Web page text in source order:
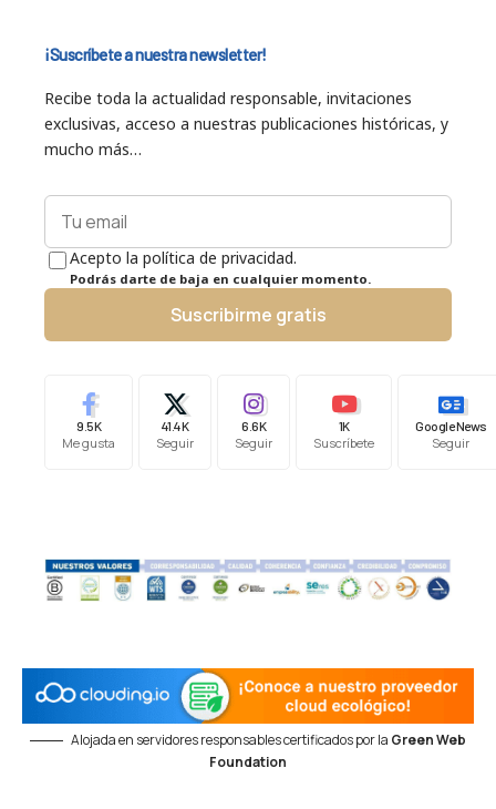
¡Suscríbete a nuestra newsletter!
Recibe toda la actualidad responsable, invitaciones
exclusivas, acceso a nuestras publicaciones históricas, y
mucho más…
Acepto la política de privacidad.
Podrás darte de baja en cualquier momento.
Suscribirme gratis
9.5K
Me gusta
41.4K
Seguir
6.6K
Seguir
1K
Suscríbete
Google News
Seguir
Alojada en servidores responsables certificados por la Green Web
Foundation